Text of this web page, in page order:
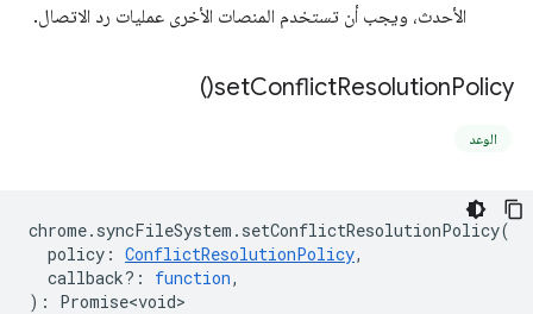
الأحدث، ويجب أن تستخدم المنصات الأخرى عمليات رد الاتصال.
setConflictResolutionPolicy(
)
الوعد
chrome. syncFileSystem . setConflictResolutionPolicy(
policy : ConflictResolutionPolicy,
callback? : function,
) : Promise<void>